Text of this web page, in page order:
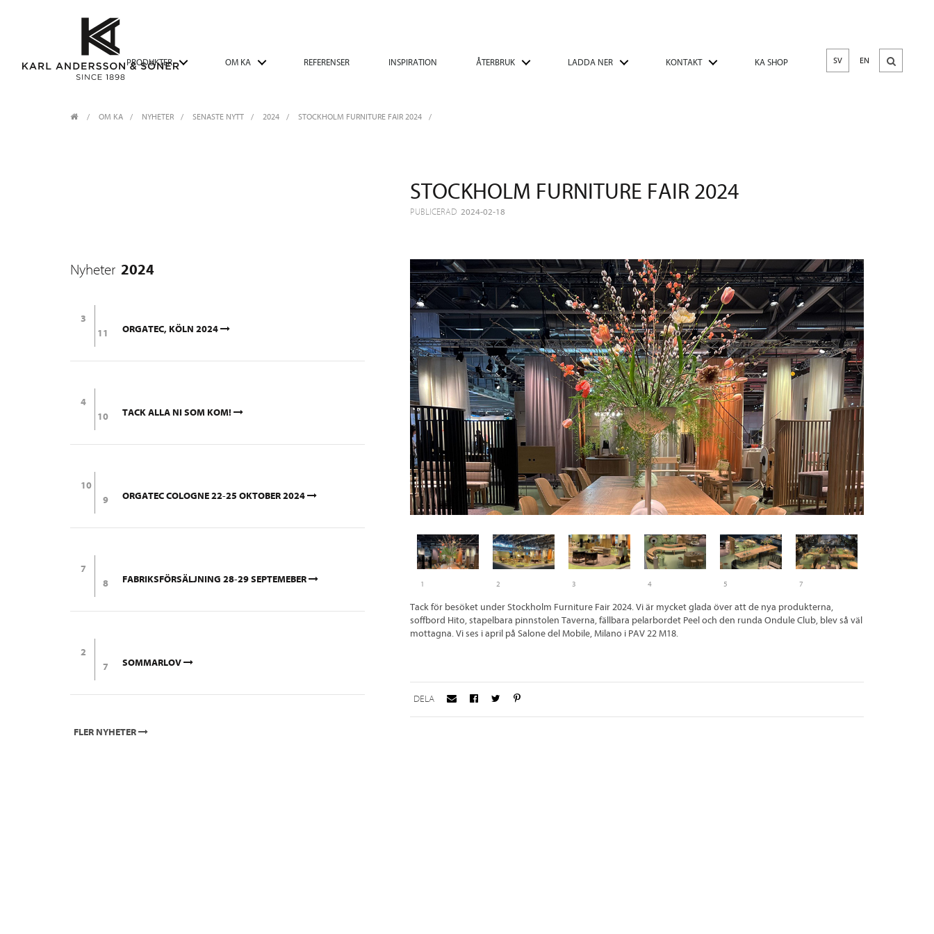
PRODUKTER OM KA REFERENSER INSPIRATION ÅTERBRUK LADDA NER KONTAKT KA SHOP SV EN
OM KA / NYHETER / SENASTE NYTT 2024 / STOCKHOLM FURNITURE FAIR 2024
STOCKHOLM FURNITURE FAIR 2024
PUBLICERAD 2024-02-18
1 2 3 4 5 7
Tack för besöket under Stockholm Furniture Fair 2024. Vi är mycket glada över att de nya produkterna,
soffbord Hito, stapelbara pinnstolen Taverna, fällbara pelarbordet Peel och den runda Ondule Club, blev så väl
mottagna. Vi ses i april på Salone del Mobile, Milano i PAV 22 M18.
DELA
Nyheter2024
3
11
ORGATEC, KÖLN 2024
4
10
TACK ALLA NI SOM KOM!
10
9
ORGATEC COLOGNE 22-25 OKTOBER 2024
7
8
FABRIKSFÖRSÄLJNING 28-29 SEPTEMEBER
2
7
SOMMARLOV
FLER NYHETER